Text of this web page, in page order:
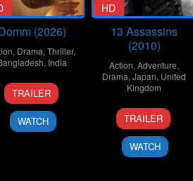
(2026)
, Drama, Thriller,
, India
21
Mar
2026
Redoan
Rony
TRAILER
WATCH
HD
13 Assassins
(2010)
Action, Adventure,
Drama, Japan, United
Kingdom
25
Sep
2010
Takashi
Miike
TRAILER
WATCH